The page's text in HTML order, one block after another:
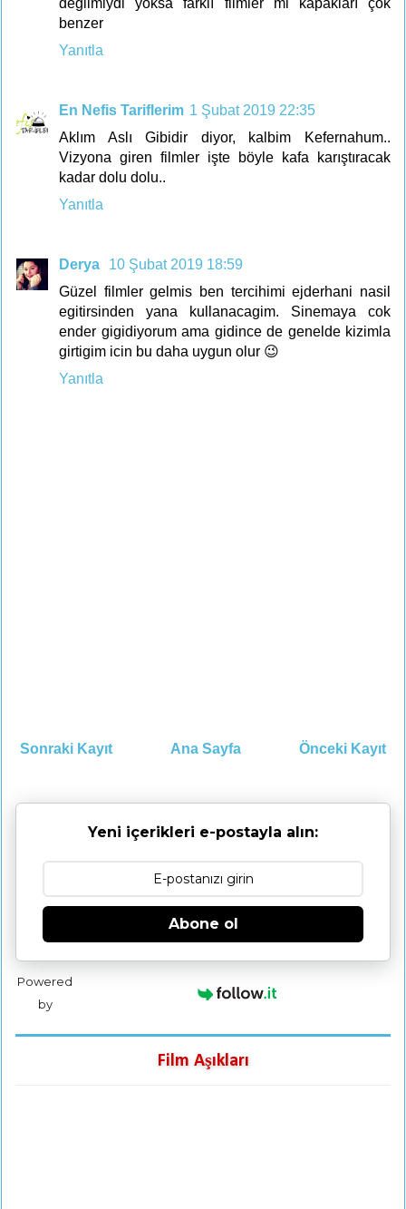
değilmiydi yoksa farklı filmler mi kapakları çok
benzer
Yanıtla
En Nefis Tariflerim 1 Şubat 2019 22:35
Aklım Aslı Gibidir diyor, kalbim Kefernahum..
Vizyona giren filmler işte böyle kafa karıştıracak
kadar dolu dolu..
Yanıtla
Derya
10 Şubat 2019 18:59
Güzel filmler gelmis ben tercihimi ejderhani nasil
egitirsinden yana kullanacagim. Sinemaya cok
ender gigidiyorum ama gidince de genelde kizimla
girtigim icin bu daha uygun olur 😉
Yanıtla
Sonraki Kayıt Önceki Kayıt
Ana Sayfa
Yeni içerikleri e-postayla alın:
Abone ol
Powered
by
Film Aşıkları